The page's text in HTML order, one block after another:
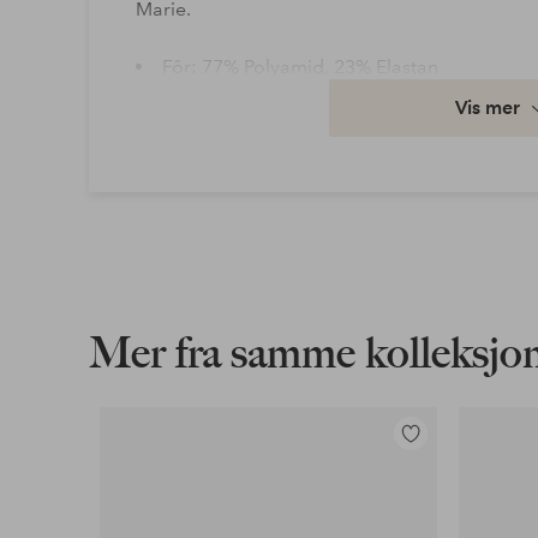
Marie.
Fôr: 77% Polyamid, 23% Elastan
Gjelder for normalpakke over 599 kr
Vis mer
Mer fra samme
Legg